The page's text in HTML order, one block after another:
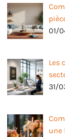
01/
Les
31/
une